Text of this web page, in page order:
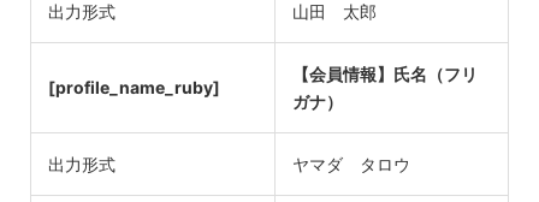
出力形式 山田 太郎
[profile_name_ruby]
【会員情報】氏名（フリ
ガナ）
出力形式 ヤマダ タロウ